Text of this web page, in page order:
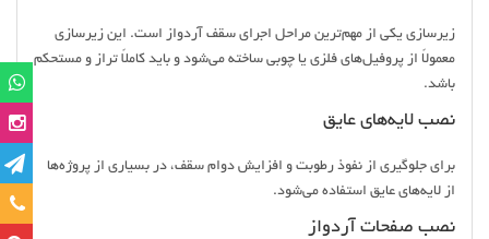
زیرسازی یکی از مهم‌ترین مراحل اجرای سقف آردواز است. این زیرسازی
معمولاً از پروفیل‌های فلزی یا چوبی ساخته می‌شود و باید کاملاً تراز و مستحکم
باشد.
نصب لایه‌های عایق
برای جلوگیری از نفوذ رطوبت و افزایش دوام سقف، در بسیاری از پروژه‌ها
از لایه‌های عایق استفاده می‌شود.
نصب صفحات آردواز